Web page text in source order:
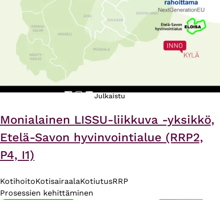
Julkaistu
Monialainen LISSU-liikkuva -yksikkö,
Etelä-Savon hyvinvointialue (RRP2,
P4, I1)
KotihoitoKotisairaalaKotiutusRRP
Prosessien kehittäminen